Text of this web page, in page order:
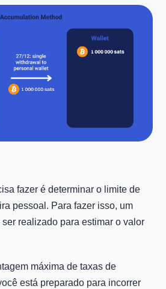
fazer é determinar o limite de
pessoal. Para fazer isso, um
realizado para estimar o valor
máxima de taxas de
está preparado para incorrer